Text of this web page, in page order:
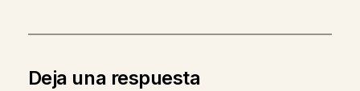
Deja una respuesta